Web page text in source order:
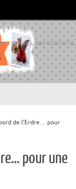
sorties, ses concerts,
de l’Erdre… pour
pour une